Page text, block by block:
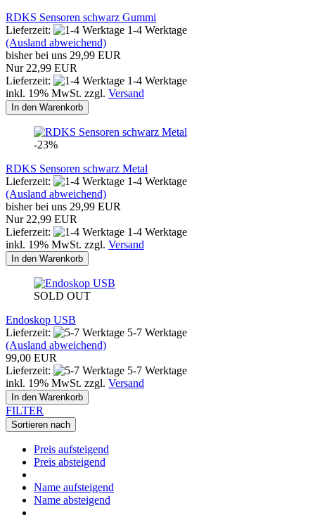
RDKS Sensoren schwarz Gummi
Lieferzeit:
1-4 Werktage
(Ausland abweichend)
bisher bei uns 29,99 EUR
Nur 22,99 EUR
Lieferzeit:
1-4 Werktage
inkl. 19% MwSt. zzgl. Versand
In den Warenkorb
-23%
RDKS Sensoren schwarz Metal
Lieferzeit:
1-4 Werktage
(Ausland abweichend)
bisher bei uns 29,99 EUR
Nur 22,99 EUR
Lieferzeit:
1-4 Werktage
inkl. 19% MwSt. zzgl. Versand
In den Warenkorb
SOLD OUT
Endoskop USB
Lieferzeit:
5-7 Werktage
(Ausland abweichend)
99,00 EUR
Lieferzeit:
5-7 Werktage
inkl. 19% MwSt. zzgl. Versand
In den Warenkorb
FILTER
Sortieren nach
Preis aufsteigend
Preis absteigend
Name aufsteigend
Name absteigend